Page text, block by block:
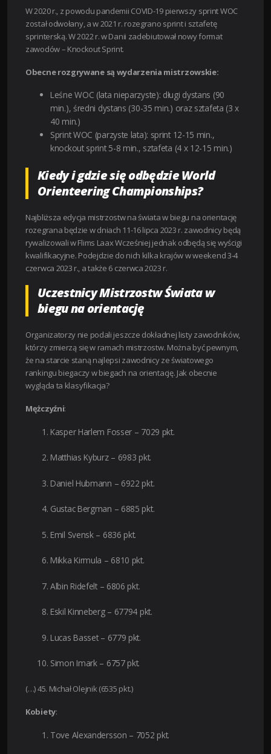
W 2020 r., z powodu pandemii COVID-19 pierwszy sprint WOC
został odwołany, a w 2021 r. rozegrano sprint i sztafetę
sprinterską. W 2022 r. w Danii zadebiutował nowy format
zawodów – Knockout Sprint.
Obecne rozgrywane są wydarzenia mistrzowskie:
Leśne WOC (lata nieparzyste): długi dystans (90
min.), średni dystans (30-35 min.) oraz sztafeta (3 x
40 min.)
Sprint WOC (parzyste lata): sprint 12-15 min.,
knockout sprint 5-8 min., sztafeta (4 x 12-15 min.)
Kiedy i gdzie się odbędzie World
Orienteering Championships?
Najbliższa edycja mistrzostw na świata w biegu na orientację
rozegrana będzie w dniach 11-16 lipca 2023 r. zawodnicy będą
rywalizowali w Flims Laax Wcześniej jednak odbędą się wyścigi
kwalifikacyjne. Podejdzie do nich kilka krajów w weekend 3-4
czerwca 2023 r., a także 6 czerwca 2023 r.
Uczestnicy Mistrzostw Świata w
biegu na orientację
Organizatorzy nie podali jeszcze dokładnej listy zawodników,
którzy zmierzą się w ramach mistrzostw. Można być pewnym,
że na starcie staną najlepsi zawodnicy ze światowego
rankingu biegaczy w biegach na orientację. Jak obecnie
wygląda ta klasyfikacja?
Mężczyźni:
Kasper Harlem Fosser – 7029 pkt.
Matthias Kyburz – 6983 pkt.
Daniel Hubmann – 6922 pkt.
Gustac Bergman – 6885 pkt.
Emil Svensk – 6836 pkt.
Mikka Kirmula – 6810 pkt.
Albin Ridefelt – 6806 pkt.
Eskil Kinneberg – 67794 pkt.
Lucas Basset – 6779 pkt.
Simon Imark – 6757 pkt.
(…) 45. Michał Olejnik (6535 pkt.)
Kobiety:
Tove Alexandersson – 7052 pkt.